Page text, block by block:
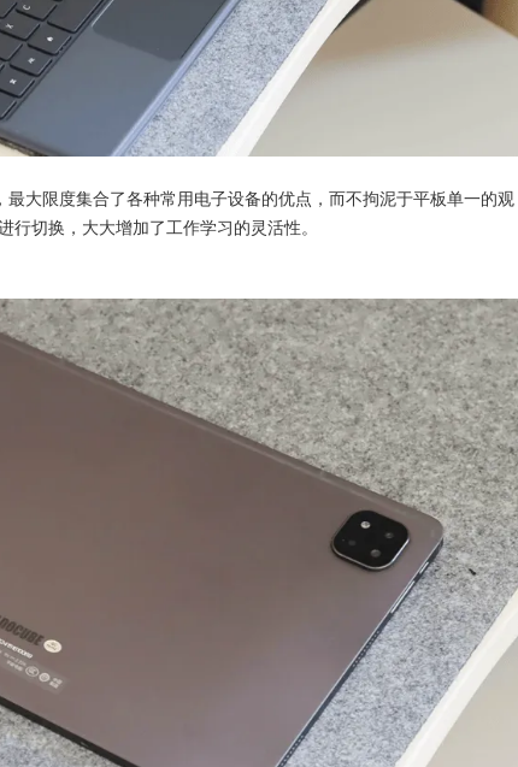
大限度集合了各种常用电子设备的优点，而不拘泥于平板单一的观
切换，大大增加了工作学习的灵活性。